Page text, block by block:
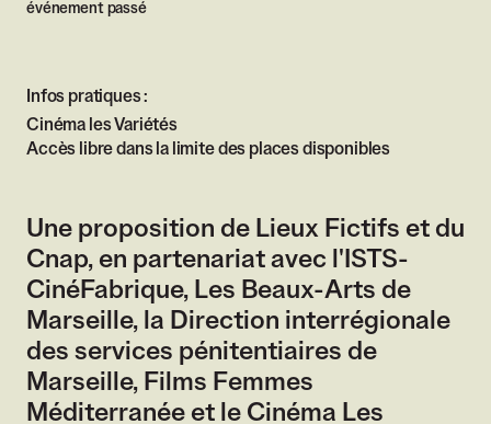
événement passé
Infos pratiques :
Cinéma les Variétés
Accès libre dans la limite des places disponibles
Une proposition de Lieux Fictifs et du
Cnap, en partenariat avec l'ISTS-
CinéFabrique, Les Beaux-Arts de
Marseille, la Direction interrégionale
des services pénitentiaires de
Marseille, Films Femmes
Méditerranée et le Cinéma Les